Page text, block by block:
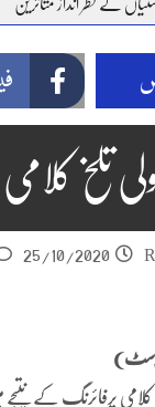
نظر انداز متاثرین
تلخ
25/10/2020
پوسٹ)
کلامی پرفائرنگ کے